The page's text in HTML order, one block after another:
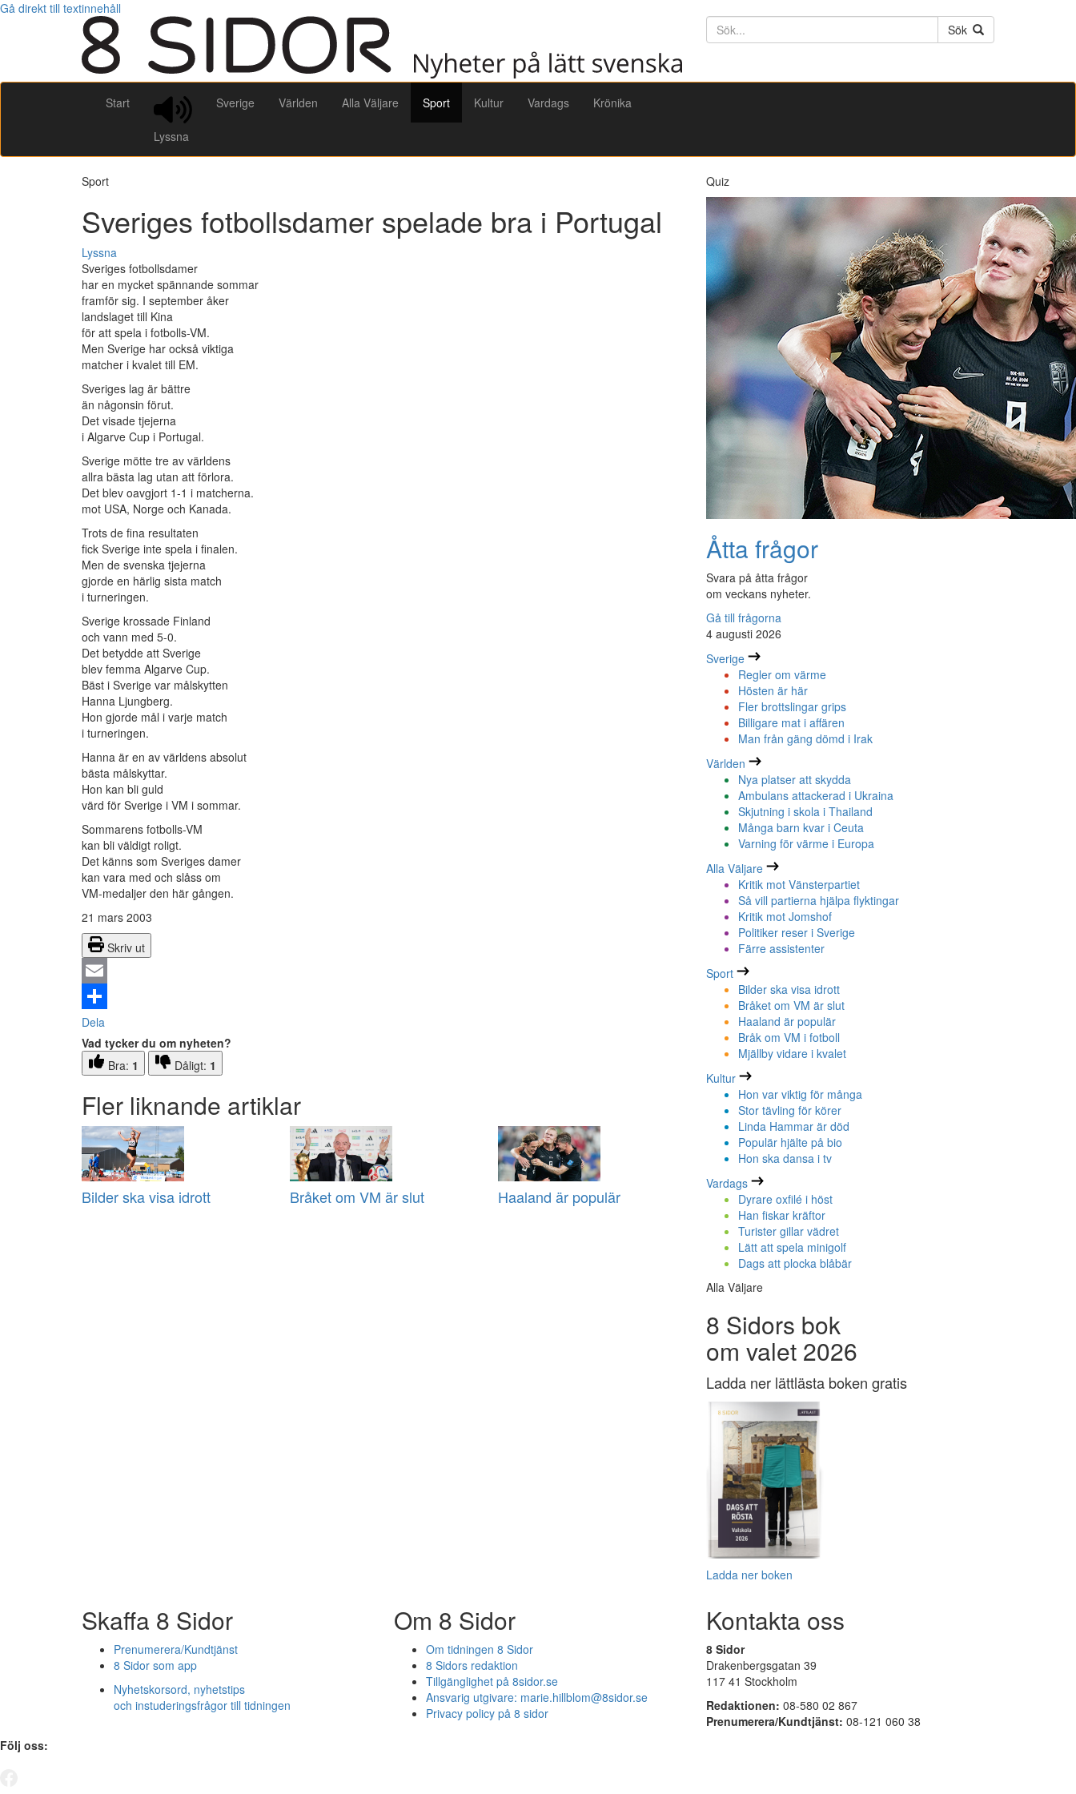
Gå direkt till textinnehåll
Söktext
Sök
Start
Lyssna
Sverige Världen Alla Väljare Sport Kultur Vardags Krönika
Sport
Sveriges fotbollsdamer spelade bra i Portugal
Lyssna
Sveriges fotbollsdamer
har en mycket spännande sommar
framför sig. I september åker
landslaget till Kina
för att spela i fotbolls-VM.
Men Sverige har också viktiga
matcher i kvalet till EM.
Sveriges lag är bättre
än någonsin förut.
Det visade tjejerna
i Algarve Cup i Portugal.
Sverige mötte tre av världens
allra bästa lag utan att förlora.
Det blev oavgjort 1-1 i matcherna.
mot USA, Norge och Kanada.
Trots de fina resultaten
fick Sverige inte spela i finalen.
Men de svenska tjejerna
gjorde en härlig sista match
i turneringen.
Sverige krossade Finland
och vann med 5-0.
Det betydde att Sverige
blev femma Algarve Cup.
Bäst i Sverige var målskytten
Hanna Ljungberg.
Hon gjorde mål i varje match
i turneringen.
Hanna är en av världens absolut
bästa målskyttar.
Hon kan bli guld
värd för Sverige i VM i sommar.
Sommarens fotbolls-VM
kan bli väldigt roligt.
Det känns som Sveriges damer
kan vara med och slåss om
VM-medaljer den här gången.
21 mars 2003
Skriv ut
Email
Dela
Vad tycker du om nyheten?
Bra: 1 Dåligt: 1
Fler liknande artiklar
Bilder ska visa idrott Bråket om VM är slut Haaland är populär
Quiz
Åtta frågor
Svara på åtta frågor
om veckans nyheter.
Gå till frågorna
4 augusti 2026
Sverige
Regler om värme
Hösten är här
Fler brottslingar grips
Billigare mat i affären
Man från gäng dömd i Irak
Världen
Nya platser att skydda
Ambulans attackerad i Ukraina
Skjutning i skola i Thailand
Många barn kvar i Ceuta
Varning för värme i Europa
Alla Väljare
Kritik mot Vänsterpartiet
Så vill partierna hjälpa flyktingar
Kritik mot Jomshof
Politiker reser i Sverige
Färre assistenter
Sport
Bilder ska visa idrott
Bråket om VM är slut
Haaland är populär
Bråk om VM i fotboll
Mjällby vidare i kvalet
Kultur
Hon var viktig för många
Stor tävling för körer
Linda Hammar är död
Populär hjälte på bio
Hon ska dansa i tv
Vardags
Dyrare oxfilé i höst
Han fiskar kräftor
Turister gillar vädret
Lätt att spela minigolf
Dags att plocka blåbär
Alla Väljare
8 Sidors bok
om valet 2026
Ladda ner lättlästa boken gratis
Ladda ner boken
Skaffa 8 Sidor
Prenumerera/Kundtjänst
8 Sidor som app
Nyhetskorsord, nyhetstips
och instuderingsfrågor till tidningen
Om 8 Sidor
Om tidningen 8 Sidor
8 Sidors redaktion
Tillgänglighet på 8sidor.se
Ansvarig utgivare: marie.hillblom@8sidor.se
Privacy policy på 8 sidor
Kontakta oss
8 Sidor
Drakenbergsgatan 39
117 41 Stockholm
Redaktionen: 08-580 02 867
Prenumerera/Kundtjänst: 08-121 060 38
Följ oss: